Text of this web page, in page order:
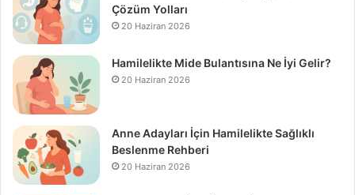
Çözüm Yolları
20 Haziran 2026
Hamilelikte Mide Bulantısına Ne İyi Gelir?
20 Haziran 2026
Anne Adayları İçin Hamilelikte Sağlıklı
Beslenme Rehberi
20 Haziran 2026